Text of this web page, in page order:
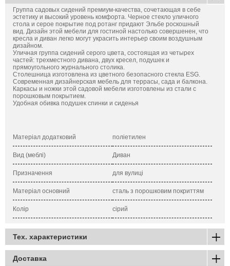
Группа садовых сидений премиум-качества, сочетающая в себе
эстетику и высокий уровень комфорта. Черное стекло уличного
стола и серое покрытие под ротанг придают Эльбе роскошный
вид. Дизайн этой мебели для гостиной настолько совершенен, что
кресла и диван легко могут украсить интерьер своим воздушным
дизайном.
Уличная группа сидений серого цвета, состоящая из четырех
частей: трехместного дивана, двух кресел, подушек и
прямоугольного журнального столика.
Столешница изготовлена из цветного безопасного стекла ESG.
Современная дизайнерская мебель для террасы, сада и балкона.
Каркасы и ножки этой садовой мебели изготовлены из стали с
порошковым покрытием.
Удобная обивка подушек спинки и сиденья
Матеріал додатковий поліетилен
Вид (меблі) Диван
Призначення для вулиці
Матеріал основний сталь з порошковим покриттям
Колір сірий
Тех. характеристики
Доставка